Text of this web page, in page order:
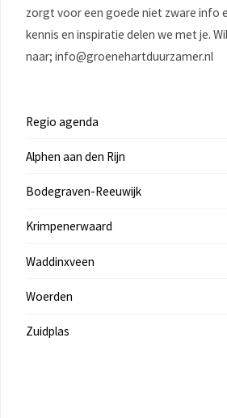
zorgt voor een goede niet zware info
kennis en inspiratie delen we met je.
naar; info@groenehartduurzamer.nl
Regio agenda
Alphen aan den Rijn
Bodegraven-Reeuwijk
Krimpenerwaard
Waddinxveen
Woerden
Zuidplas